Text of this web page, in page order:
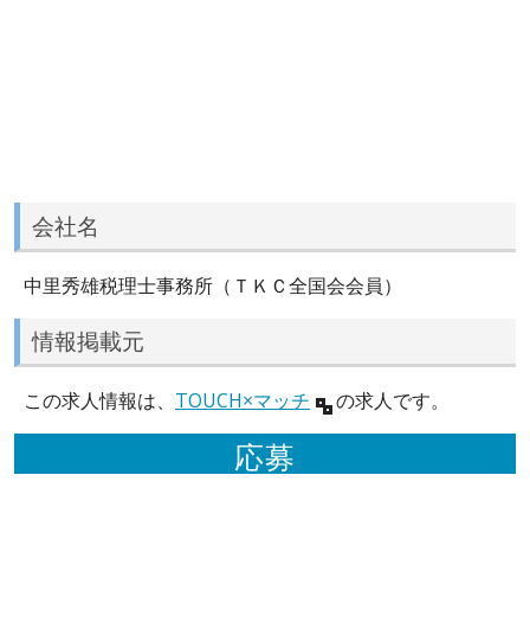
会社名
中里秀雄税理士事務所（ＴＫＣ全国会会員）
情報掲載元
この求人情報は、 TOUCH×マッチ の求人です。
応募